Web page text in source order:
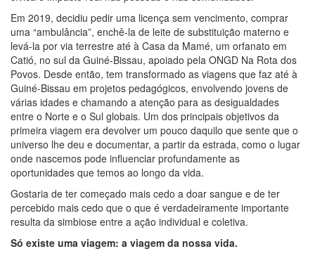
Em 2019, decidiu pedir uma licença sem vencimento, comprar
uma “ambulância”, enchê-la de leite de substituição materno e
levá-la por via terrestre até à Casa da Mamé, um orfanato em
Catió, no sul da Guiné-Bissau, apoiado pela ONGD Na Rota dos
Povos. Desde então, tem transformado as viagens que faz até à
Guiné-Bissau em projetos pedagógicos, envolvendo jovens de
várias idades e chamando a atenção para as desigualdades
entre o Norte e o Sul globais. Um dos principais objetivos da
primeira viagem era devolver um pouco daquilo que sente que o
universo lhe deu e documentar, a partir da estrada, como o lugar
onde nascemos pode influenciar profundamente as
oportunidades que temos ao longo da vida.
Gostaria de ter começado mais cedo a doar sangue e de ter
percebido mais cedo que o que é verdadeiramente importante
resulta da simbiose entre a ação individual e coletiva.
Só existe uma viagem: a viagem da nossa vida.